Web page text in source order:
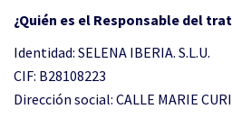
¿Quién es el Responsable del
Identidad: SELENA IBERIA. S.L.U.
CIF: B28108223
Dirección social: CALLE MARIE